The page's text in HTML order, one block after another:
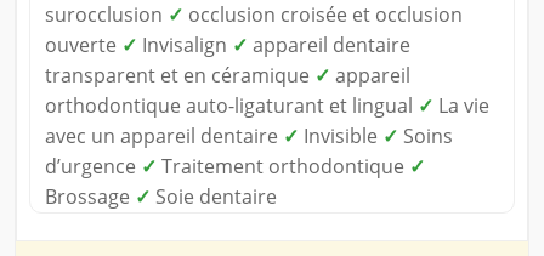
surocclusion ✓ occlusion croisée et occlusion
ouverte ✓ Invisalign ✓ appareil dentaire
transparent et en céramique ✓ appareil
orthodontique auto-ligaturant et lingual ✓ La vie
avec un appareil dentaire ✓ Invisible ✓ Soins
d’urgence ✓ Traitement orthodontique ✓
Brossage ✓ Soie dentaire